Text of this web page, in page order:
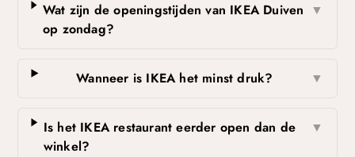
Wat zijn de openingstijden van IKEA Duiven
op zondag?
▼
Wanneer is IKEA het minst druk? ▼
Is het IKEA restaurant eerder open dan de
winkel?
▼